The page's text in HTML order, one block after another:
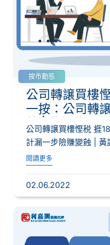
按市動態
公司轉譲買樓
一按：公司轉
蝕 | 黃詠欣
公司轉譲買樓慳税 捱
計漏一步險賺變蝕 | 黃
閱讀更多
02.06.2022